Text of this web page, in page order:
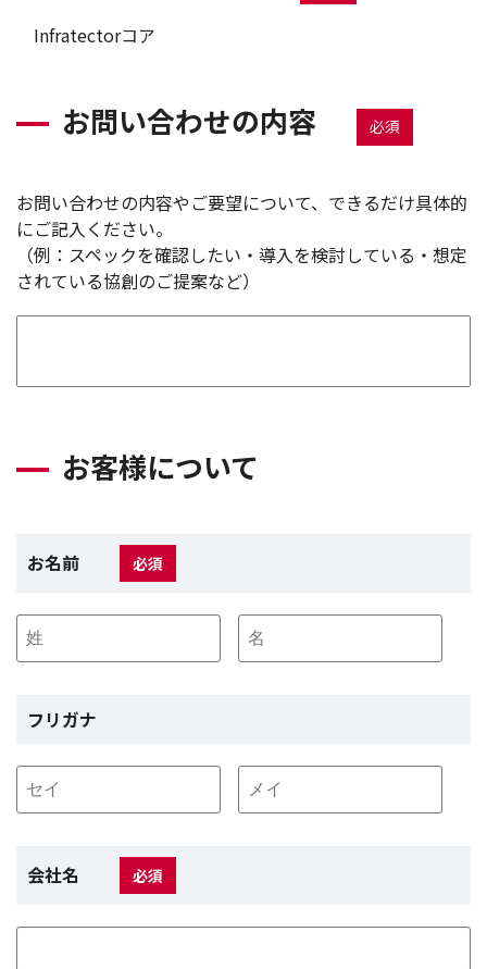
Infratectorコア
お問い合わせの内容 必須
お問い合わせの内容やご要望について、できるだけ具体的
にご記入ください。
（例：スペックを確認したい・導入を検討している・想定
されている協創のご提案など）
お客様について
お名前 必須
フリガナ
会社名 必須